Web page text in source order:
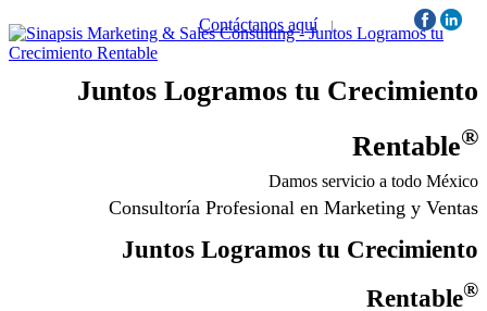
Contáctanos aquí | Síguenos:
Juntos Logramos tu Crecimiento
Rentable®
Damos servicio a todo México
Consultoría Profesional en Marketing y Ventas
Juntos Logramos tu Crecimiento
Rentable®